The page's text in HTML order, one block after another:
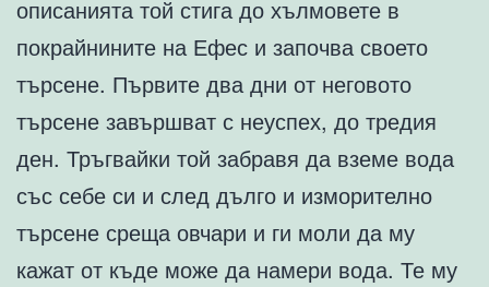
описанията той стига до хълмовете в
покрайнините на Ефес и започва своето
търсене. Първите два дни от неговото
търсене завършват с неуспех, до тредия
ден. Тръгвайки той забравя да вземе вода
със себе си и след дълго и изморително
търсене среща овчари и ги моли да му
кажат от къде може да намери вода. Те му